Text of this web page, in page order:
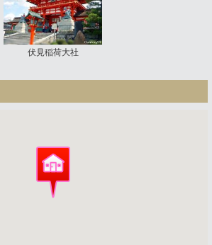
伏見稲荷大社